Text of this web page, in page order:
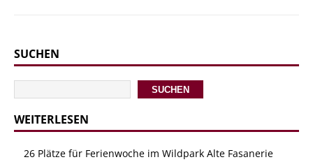
SUCHEN
SUCHEN
WEITERLESEN
26 Plätze für Ferienwoche im Wildpark Alte Fasanerie